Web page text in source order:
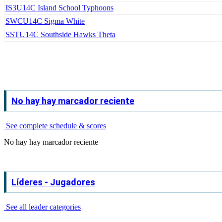
IS3U14C Island School Typhoons
SWCU14C Sigma White
SSTU14C Southside Hawks Theta
No hay hay marcador reciente
See complete schedule & scores
No hay hay marcador reciente
Líderes - Jugadores
See all leader categories